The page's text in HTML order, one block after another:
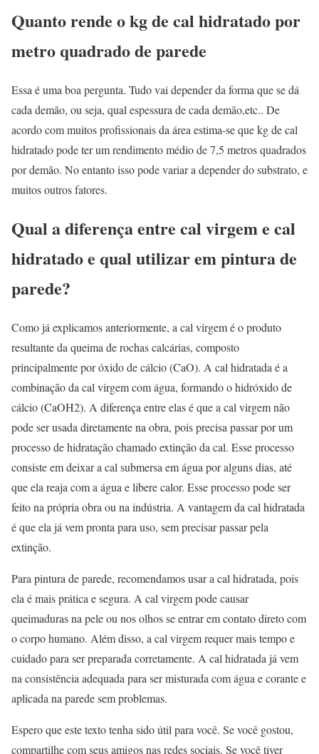
Quanto rende o kg de cal hidratado por
metro quadrado de parede
Essa é uma boa pergunta. Tudo vai depender da forma que se dá
cada demão, ou seja, qual espessura de cada demão,etc.. De
acordo com muitos profissionais da área estima-se que kg de cal
hidratado pode ter um rendimento médio de 7,5 metros quadrados
por demão. No entanto isso pode variar a depender do substrato, e
muitos outros fatores.
Qual a diferença entre cal virgem e cal
hidratado e qual utilizar em pintura de
parede?
Como já explicamos anteriormente, a cal virgem é o produto
resultante da queima de rochas calcárias, composto
principalmente por óxido de cálcio (CaO). A cal hidratada é a
combinação da cal virgem com água, formando o hidróxido de
cálcio (CaOH2). A diferença entre elas é que a cal virgem não
pode ser usada diretamente na obra, pois precisa passar por um
processo de hidratação chamado extinção da cal. Esse processo
consiste em deixar a cal submersa em água por alguns dias, até
que ela reaja com a água e libere calor. Esse processo pode ser
feito na própria obra ou na indústria. A vantagem da cal hidratada
é que ela já vem pronta para uso, sem precisar passar pela
extinção.
Para pintura de parede, recomendamos usar a cal hidratada, pois
ela é mais prática e segura. A cal virgem pode causar
queimaduras na pele ou nos olhos se entrar em contato direto com
o corpo humano. Além disso, a cal virgem requer mais tempo e
cuidado para ser preparada corretamente. A cal hidratada já vem
na consistência adequada para ser misturada com água e corante e
aplicada na parede sem problemas.
Espero que este texto tenha sido útil para você. Se você gostou,
compartilhe com seus amigos nas redes sociais. Se você tiver